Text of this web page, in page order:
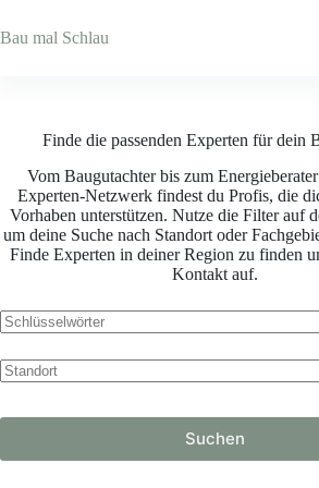
Inhalt
springen
Bau mal Schlau
Finde die passenden Experten für dein
Vom Baugutachter bis zum
Experten-Netzwerk findest du Profis, die
Vorhaben unterstützen. Nutze die Filter auf
um deine Suche nach Standort oder
Finde Experten in deiner Region zu finden
Kontakt auf.
Suchen